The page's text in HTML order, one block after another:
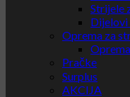
Strijele
Dijelovi
Oprema za
Pračke
Surplus
AKCIJA